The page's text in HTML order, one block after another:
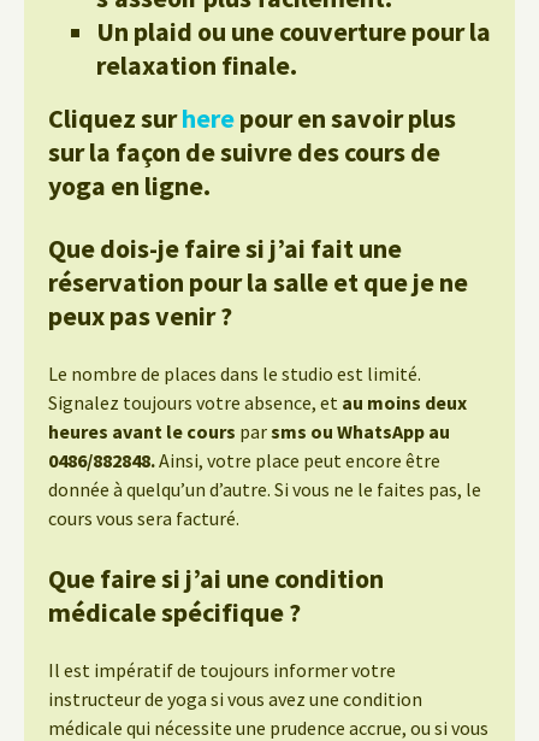
Un plaid ou une couverture pour la
relaxation finale.
Cliquez surherepour en savoir plus
sur la façon de suivre des cours de
yoga en ligne.
Que dois-je faire si j’ai fait une
réservation pour la salle et que je ne
peux pas venir ?
Le nombre de places dans le studio est limité.
Signalez toujours votre absence, et au moins deux
heures avant le cours parsms ou WhatsApp au
0486/882848.Ainsi, votre place peut encore être
donnée à quelqu’un d’autre. Si vous ne le faites pas, le
cours vous sera facturé.
Que faire si j’ai une condition
médicale spécifique ?
Il est impératif de toujours informer votre
instructeur de yoga si vous avez une condition
médicale qui nécessite une prudence accrue, ou si vous